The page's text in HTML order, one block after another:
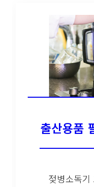
출산용품
젖병소독기